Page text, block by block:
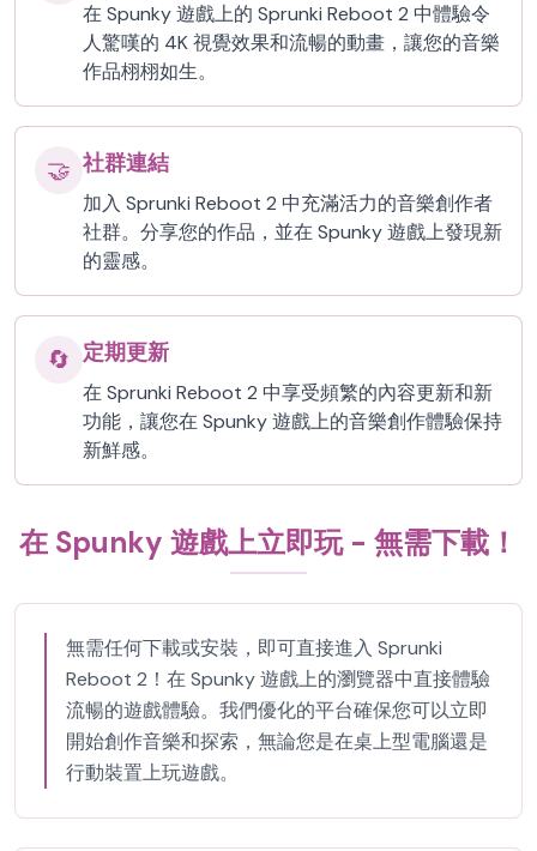
在 Spunky 遊戲上的 Sprunki Reboot 2 中體驗令
人驚嘆的 4K 視覺效果和流暢的動畫，讓您的音樂
作品栩栩如生。
🤝 社群連結
加入 Sprunki Reboot 2 中充滿活力的音樂創作者
社群。分享您的作品，並在 Spunky 遊戲上發現新
的靈感。
🔄 定期更新
在 Sprunki Reboot 2 中享受頻繁的內容更新和新
功能，讓您在 Spunky 遊戲上的音樂創作體驗保持
新鮮感。
在 Spunky 遊戲上立即玩 - 無需下載！
無需任何下載或安裝，即可直接進入 Sprunki
Reboot 2！在 Spunky 遊戲上的瀏覽器中直接體驗
流暢的遊戲體驗。我們優化的平台確保您可以立即
開始創作音樂和探索，無論您是在桌上型電腦還是
行動裝置上玩遊戲。